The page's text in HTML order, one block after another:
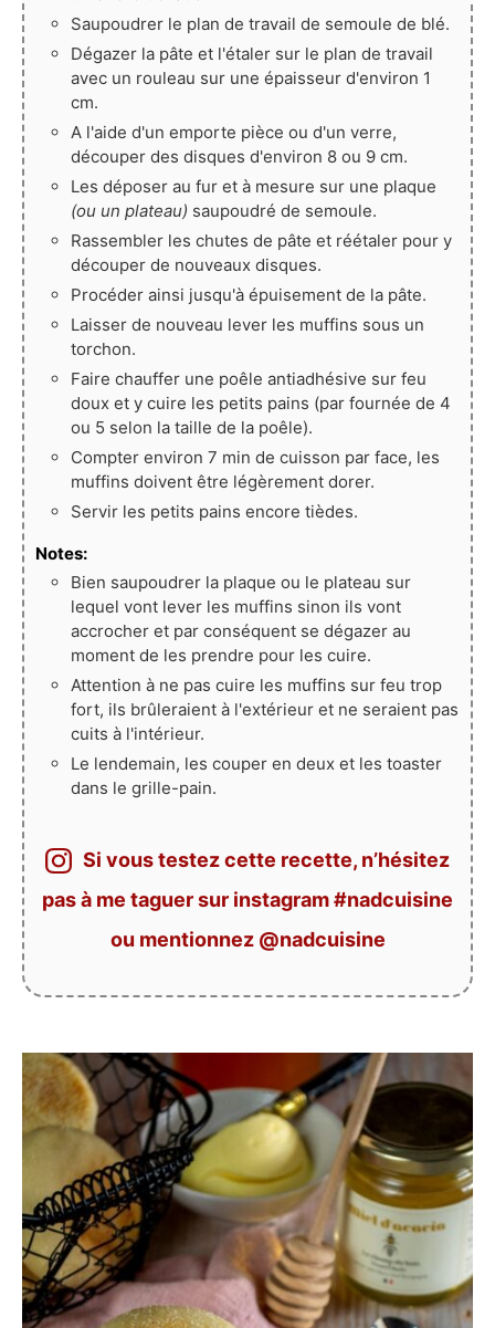
Saupoudrer le plan de travail de semoule de blé.
Dégazer la pâte et l'étaler sur le plan de travail
avec un rouleau sur une épaisseur d'environ 1
cm.
A l'aide d'un emporte pièce ou d'un verre,
découper des disques d'environ 8 ou 9 cm.
Les déposer au fur et à mesure sur une plaque
(ou un plateau) saupoudré de semoule.
Rassembler les chutes de pâte et réétaler pour y
découper de nouveaux disques.
Procéder ainsi jusqu'à épuisement de la pâte.
Laisser de nouveau lever les muffins sous un
torchon.
Faire chauffer une poêle antiadhésive sur feu
doux et y cuire les petits pains (par fournée de 4
ou 5 selon la taille de la poêle).
Compter environ 7 min de cuisson par face, les
muffins doivent être légèrement dorer.
Servir les petits pains encore tièdes.
Notes:
Bien saupoudrer la plaque ou le plateau sur
lequel vont lever les muffins sinon ils vont
accrocher et par conséquent se dégazer au
moment de les prendre pour les cuire.
Attention à ne pas cuire les muffins sur feu trop
fort, ils brûleraient à l'extérieur et ne seraient pas
cuits à l'intérieur.
Le lendemain, les couper en deux et les toaster
dans le grille-pain.
Si vous testez cette recette, n’hésitez
pas à me taguer sur instagram #nadcuisine
ou mentionnez @nadcuisine